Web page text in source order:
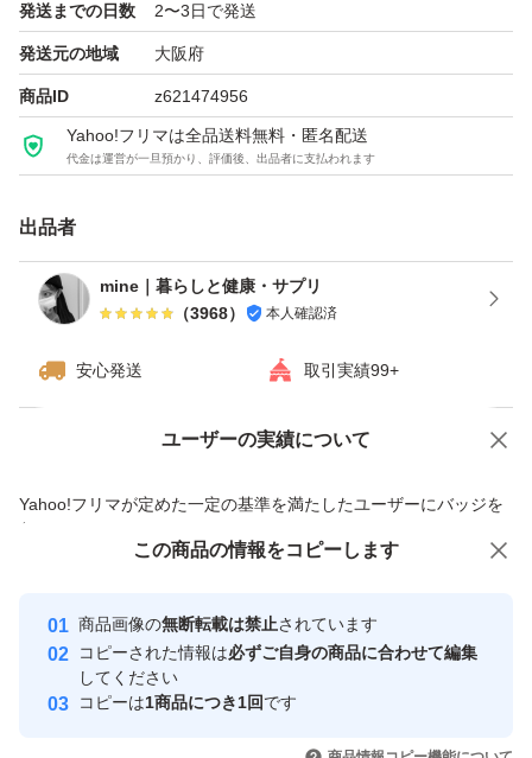
発送までの日数 2〜3日で発送
発送元の地域 大阪府
商品ID z621474956
Yahoo!フリマは全品送料無料・匿名配送
代金は運営が一旦預かり、評価後、出品者に支払われます
出品者
mine｜暮らしと健康・サプリ
（3968） 本人確認済
安心発送 取引実績99+
ユーザーの実績について
Yahoo!フリマが定めた一定の基準を満たしたユーザーにバッジを
付与しています
安心取引出品者
心・安全なユーザーです
取引実績
引を完了させた実績があります
価格の相談 商品への質問
この商品の情報をコピーします
商品画像の無断転載は禁止されています
コピーされた情報は必ずご自身の商品に合わせて編集
してください
コピーは1商品につき1回です
この商品をみている人にオススメ